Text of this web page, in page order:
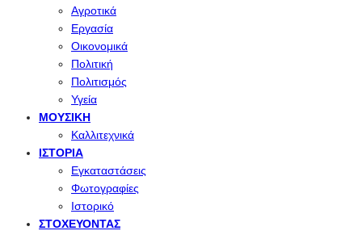
Αγροτικά
Εργασία
Οικονομικά
Πολιτική
Πολιτισμός
Υγεία
ΜΟΥΣΙΚΉ
Καλλιτεχνικά
ΙΣΤΟΡΊΑ
Εγκαταστάσεις
Φωτογραφίες
Ιστορικό
ΣΤΟΧΕΎΟΝΤΑΣ